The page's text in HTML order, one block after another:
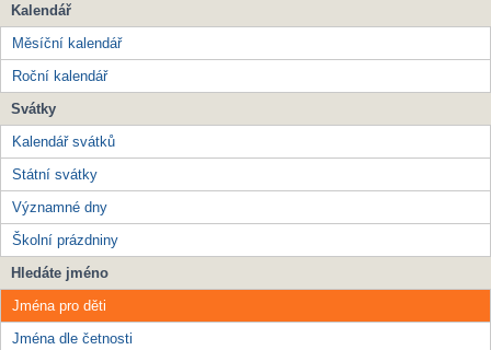
Kalendář
Měsíční kalendář
Roční kalendář
Svátky
Kalendář svátků
Státní svátky
Významné dny
Školní prázdniny
Hledáte jméno
Jména pro děti
Jména dle četnosti